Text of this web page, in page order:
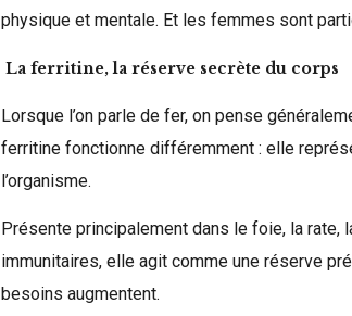
physique et mentale. Et les femmes sont
La ferritine, la réserve secrète du corps
Lorsque l’on parle de fer, on pense
ferritine fonctionne différemment : elle
l’organisme.
Présente principalement dans le foie, la
immunitaires, elle agit comme une réserve
besoins augmentent.